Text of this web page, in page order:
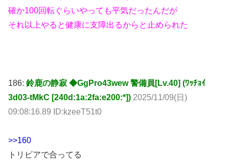
確か100回転ぐらいやっても平気だったんだが
それ以上やると健康に支障出るからと止められた
186: 鈴鹿の静寂 ◆GgPro43wew 警備員[Lv.40] (ﾜｯﾁｮｲ
3d03-tMkC [240d:1a:2fa:e200:*]) 2025/11/09(日)
09:08:16.89 ID:kzeeT51t0
>>160
トリビアで合ってる